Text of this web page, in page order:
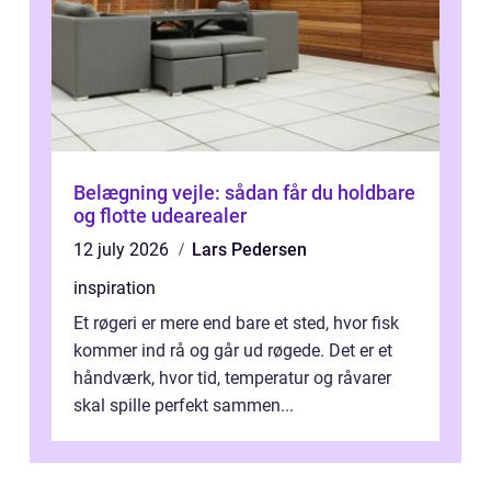
Belægning vejle: sådan får du holdbare
og flotte udearealer
12 july 2026
Lars Pedersen
inspiration
Et røgeri er mere end bare et sted, hvor fisk
kommer ind rå og går ud røgede. Det er et
håndværk, hvor tid, temperatur og råvarer
skal spille perfekt sammen...